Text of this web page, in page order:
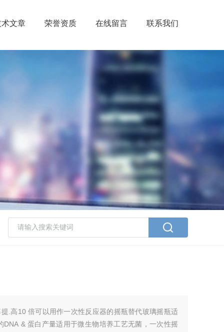
术文章 荣誉资质 在线留言 联系我们
.高10 倍可以用作一次性反应器的摇瓶替代玻璃摇瓶适
& 蛋白产量适用于微生物培养工艺无菌，一次性摇